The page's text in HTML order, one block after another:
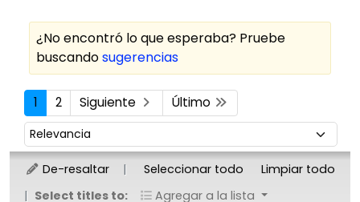
¿No encontró lo que esperaba? Pruebe
buscandosugerencias
Ordenar
1 2 Siguiente Último
Ordenar por:
De-resaltar Seleccionar todo
Limpiar todo
Select titles to:
Agregar a la lista